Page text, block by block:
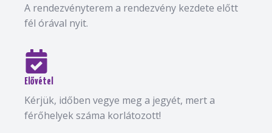
A rendezvényterem a rendezvény kezdete előtt
fél órával nyit.
Elővétel
Kérjük, időben vegye meg a jegyét, mert a
férőhelyek száma korlátozott!